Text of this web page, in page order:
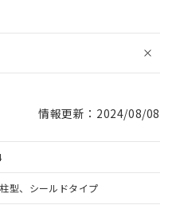
情報更新：2024/08/08
型、シールドタイプ